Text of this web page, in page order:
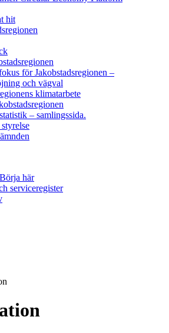
hit
för Jakobstadsregionen –
och vägval
klimatarbete
– samlingssida.
här
serviceregister